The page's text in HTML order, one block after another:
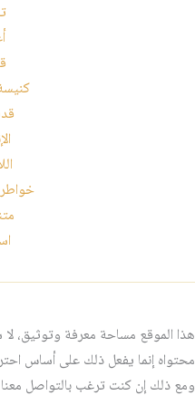
هذا الموقع مساحة معرفة وتوثيق،
محتواه إنما يفعل ذلك على أساس
ومع ذلك إن كنت ترغب بالتواصل